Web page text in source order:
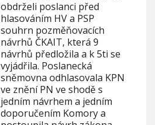
obdrželi poslanci před
hlasováním HV a PSP
souhrn pozměňovacích
návrhů ČKAIT, která 9
návrhů předložila a k 5ti se
vyjádřila. Poslanecká
sněmovna odhlasovala KPN
ve znění PN ve shodě s
jedním návrhem a jedním
doporučením Komory a